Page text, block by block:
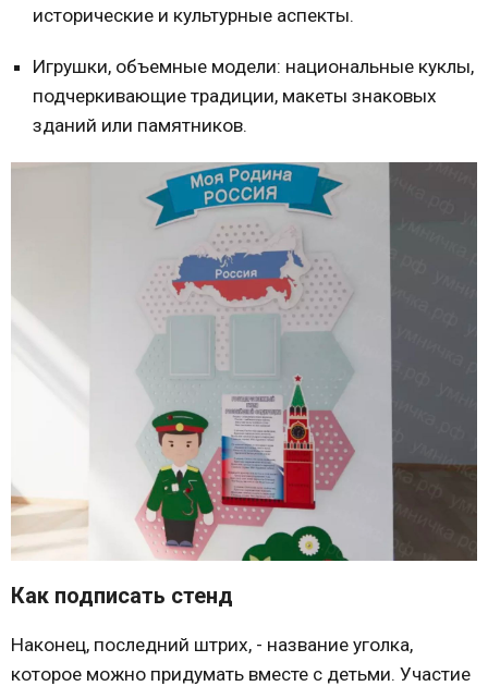
исторические и культурные аспекты.
Игрушки, объемные модели: национальные куклы,
подчеркивающие традиции, макеты знаковых
зданий или памятников.
Как подписать стенд
Наконец, последний штрих, - название уголка,
которое можно придумать вместе с детьми. Участие